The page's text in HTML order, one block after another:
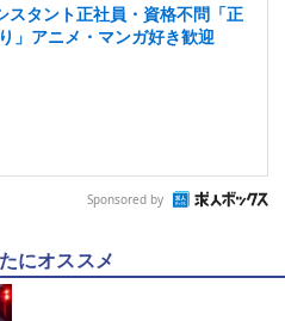
タント正社員・資格不問「正
」アニメ・マンガ好き歓迎
Sponsored by
にオススメ